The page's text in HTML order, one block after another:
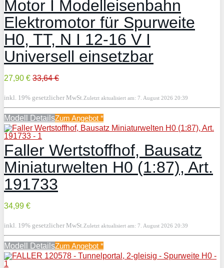
Motor I Modelleisenbahn
Elektromotor für Spurweite
H0, TT, N I 12-16 V I
Universell einsetzbar
27,90 € 33,64 €
inkl. 19% gesetzlicher MwSt. Zuletzt aktualisiert am: 7. August 2026 20:39
Modell DetailsZum Angebot *
Faller Wertstoffhof, Bausatz
Miniaturwelten H0 (1:87), Art.
191733
34,99 €
inkl. 19% gesetzlicher MwSt. Zuletzt aktualisiert am: 7. August 2026 20:39
Modell DetailsZum Angebot *